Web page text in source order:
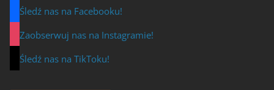
Śledź nas na Facebooku!
Zaobserwuj nas na Instagramie!
Śledź nas na TikToku!